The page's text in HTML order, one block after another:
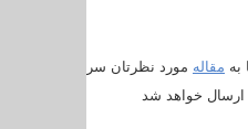
مقاله مورد نظرتان سریع تر انجام
ارسال خواهد شد